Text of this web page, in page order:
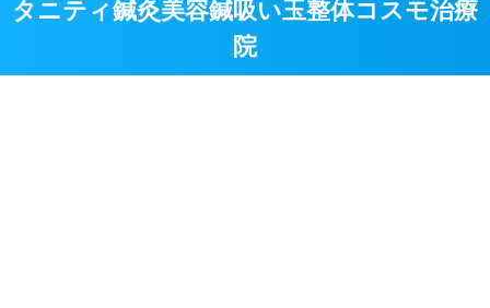
タニティ鍼灸美容鍼吸い玉整体コスモ治療
院